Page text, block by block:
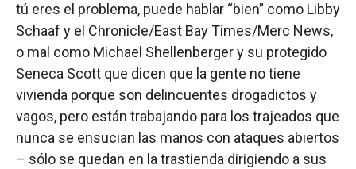
tú eres el problema, puede hablar “bien” como Libby
Schaaf y el Chronicle/East Bay Times/Merc News,
o mal como Michael Shellenberger y su protegido
Seneca Scott que dicen que la gente no tiene
vivienda porque son delincuentes drogadictos y
vagos, pero están trabajando para los trajeados que
nunca se ensucian las manos con ataques abiertos
– sólo se quedan en la trastienda dirigiendo a sus